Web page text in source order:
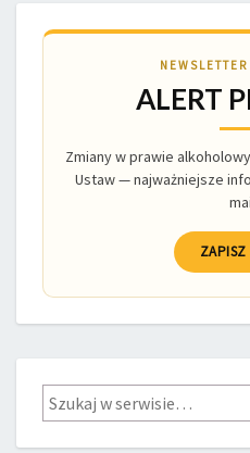
ALERT
Zmiany w prawie
Ustaw — najważniejsze
Szukaj